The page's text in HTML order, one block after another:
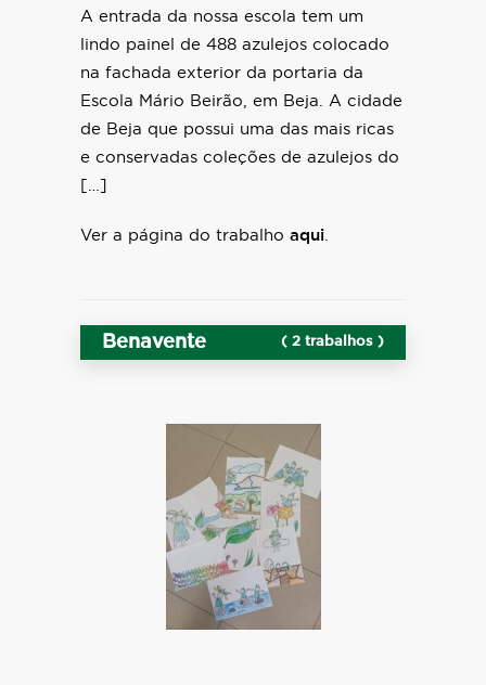
A entrada da nossa escola tem um
lindo painel de 488 azulejos colocado
na fachada exterior da portaria da
Escola Mário Beirão, em Beja. A cidade
de Beja que possui uma das mais ricas
e conservadas coleções de azulejos do
[…]
Ver a página do trabalho aqui.
Benavente ( 2 trabalhos )